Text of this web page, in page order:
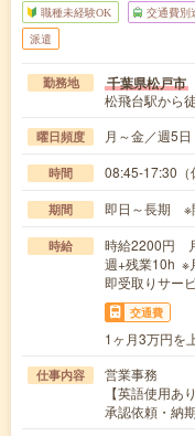
職種未経験OK 交通費別
派遣
勤務地 千葉県松戸市
松飛台駅から
曜日頻度 月～金／週5日
時間 08:45-17:30（
期間 即日～長期 ※
時給
時給2200円
週+残業10h ※
即受取りサー
交通費
1ヶ月3万円を
仕事内容
営業事務
【英語使用あ
承認依頼・納